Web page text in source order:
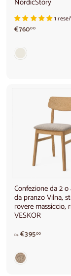
1
€76000€
Confezione da 2 o
da pranzo Vilna,
rovere massiccio,
VESKOR
Da €39500d